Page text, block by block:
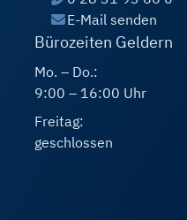
E-Mail senden
Bürozeiten Geldern
Mo. – Do.:
9:00 – 16:00 Uhr
Freitag:
geschlossen